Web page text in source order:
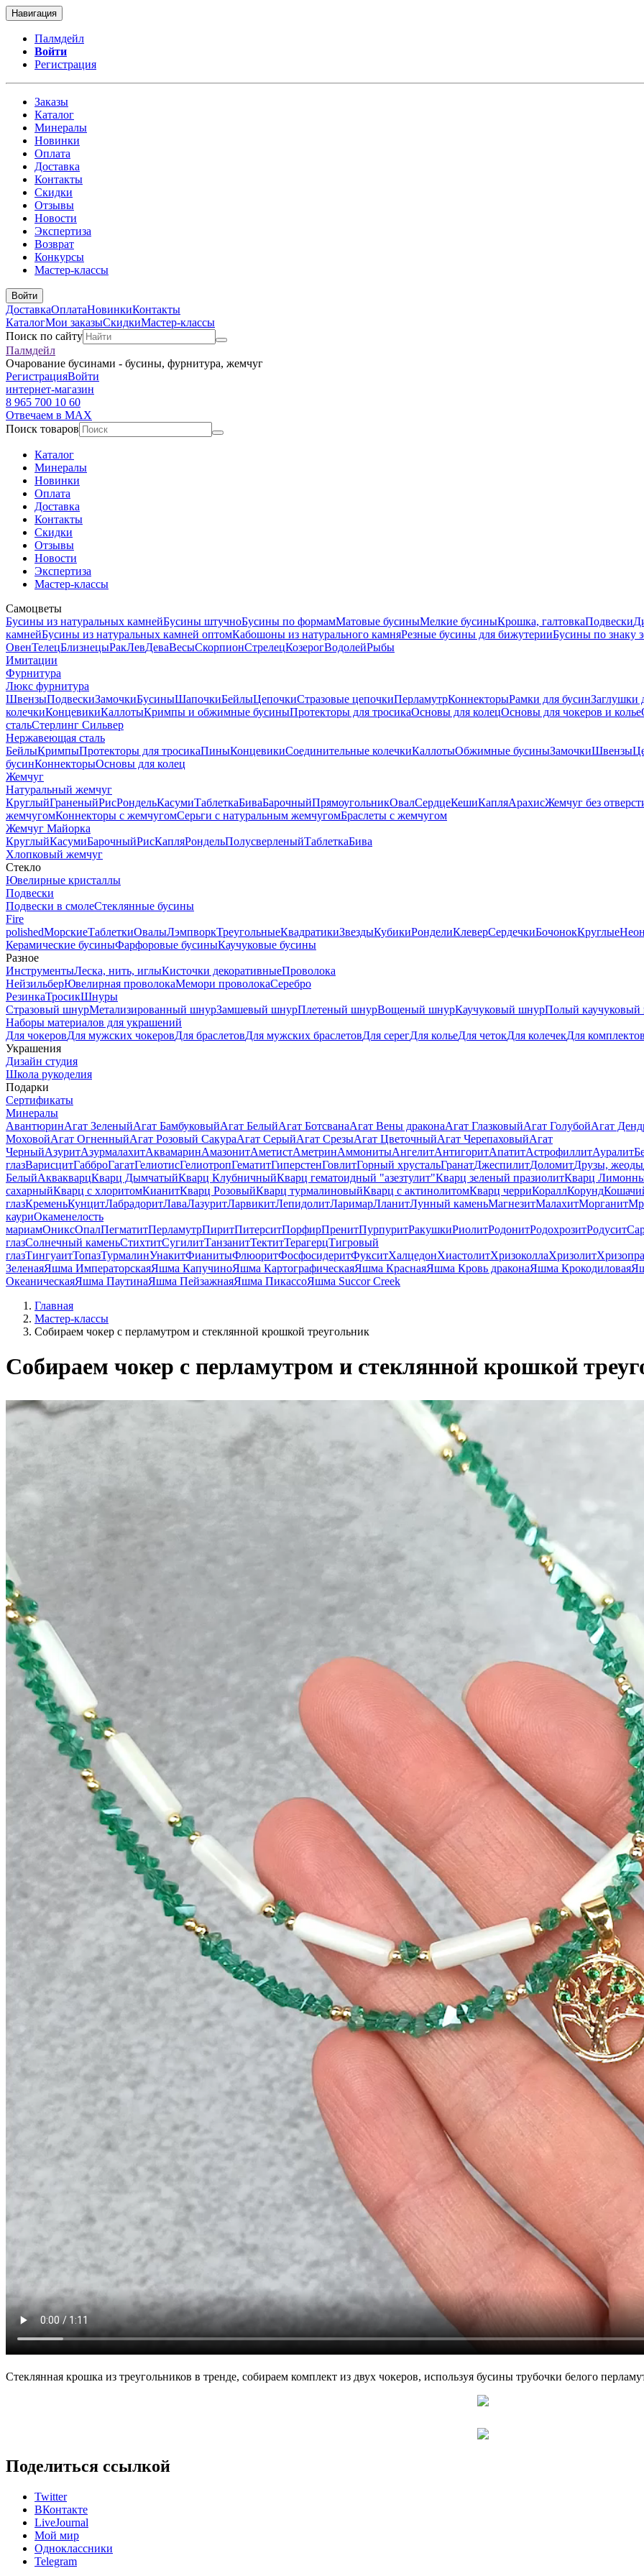
Навигация
Палмдейл
Войти
Регистрация
Заказы
Каталог
Минералы
Новинки
Оплата
Доставка
Контакты
Скидки
Отзывы
Новости
Экспертиза
Возврат
Конкурсы
Мастер-классы
Войти
ДоставкаОплатаНовинкиКонтакты
КаталогМои заказыСкидкиМастер-классы
Поиск по сайту
Палмдейл
Очарование бусинами - бусины, фурнитура, жемчуг
РегистрацияВойти
интернет-магазин
8 965 700 10 60
Отвечаем в MAX
Поиск товаров
Каталог
Минералы
Новинки
Оплата
Доставка
Контакты
Скидки
Отзывы
Новости
Экспертиза
Мастер-классы
Самоцветы
Бусины из натуральных камнейБусины штучноБусины по формамМатовые бусиныМелкие бусиныКрошка, галтовкаПодвески
камнейБусины из натуральных камней оптомКабошоны из натурального камняРезные бусины для бижутерииБусины по знаку
ОвенТелецБлизнецыРакЛевДеваВесыСкорпионСтрелецКозерогВодолейРыбы
Имитации
Фурнитура
Люкс фурнитура
ШвензыПодвескиЗамочкиБусиныШапочкиБейлыЦепочкиСтразовые цепочкиПерламутрКоннекторыРамки для бусинЗаглушки
колечкиКонцевикиКаллотыКримпы и обжимные бусиныПротекторы для тросикаОсновы для колецОсновы для чокеров и колье
стальСтерлинг Сильвер
Нержавеющая сталь
БейлыКримпыПротекторы для тросикаПиныКонцевикиСоединительные колечкиКаллотыОбжимные бусиныЗамочкиШвензы
бусинКоннекторыОсновы для колец
Жемчуг
Натуральный жемчуг
КруглыйГраненыйРисРондельКасумиТаблеткаБиваБарочныйПрямоугольникОвалСердцеКешиКапляАрахисЖемчуг без
жемчугомКоннекторы с жемчугомСерьги с натуральным жемчугомБраслеты с жемчугом
Жемчуг Майорка
КруглыйКасумиБарочныйРисКапляРондельПолусверленыйТаблеткаБива
Хлопковый жемчуг
Стекло
Ювелирные кристаллы
Подвески
Подвески в смолеСтеклянные бусины
Fire
polishedМорскиеТаблеткиОвалыЛэмпворкТреугольныеКвадратикиЗвездыКубикиРонделиКлеверСердечкиБочонокКруглые
Керамические бусиныФарфоровые бусиныКаучуковые бусины
Разное
ИнструментыЛеска, нить, иглыКисточки декоративныеПроволока
НейзильберЮвелирная проволокаМемори проволокаСеребро
РезинкаТросикШнуры
Стразовый шнурМетализированный шнурЗамшевый шнурПлетеный шнурВощеный шнурКаучуковый шнурПолый
Наборы материалов для украшений
Для чокеровДля мужских чокеровДля браслетовДля мужских браслетовДля серегДля кольеДля четокДля колечекДля
Украшения
Дизайн студия
Школа рукоделия
Подарки
Сертификаты
Минералы
АвантюринАгат ЗеленыйАгат БамбуковыйАгат БелыйАгат БотсванаАгат Вены драконаАгат ГлазковыйАгат ГолубойАгат
МоховойАгат ОгненныйАгат Розовый СакураАгат СерыйАгат СрезыАгат ЦветочныйАгат ЧерепаховыйАгат
ЧерныйАзуритАзурмалахитАквамаринАмазонитАметистАметринАммонитыАнгелитАнтигоритАпатитАстрофиллитАуралит
глазВарисцитГабброГагатГелиотисГелиотропГематитГиперстенГовлитГорный хрустальГранатДжеспилитДоломитДрузы, жеоды
БелыйАквакварцКварц ДымчатыйКварц КлубничныйКварц гематоидный "азезтулит"Кварц зеленый празиолитКварц
сахарныйКварц с хлоритомКианитКварц РозовыйКварц турмалиновыйКварц с актинолитомКварц черриКораллКорунд
глазКременьКунцитЛабрадоритЛаваЛазуритЛарвикитЛепидолитЛаримарЛланитЛунный каменьМагнезитМалахитМорганит
кауриОкаменелость
мариамОниксОпалПегматитПерламутрПиритПитерситПорфирПренитПурпуритРакушкиРиолитРодонитРодохрозитРодусит
глазСолнечный каменьСтихтитСугилитТанзанитТектитТерагерцТигровый
глазТингуаитТопазТурмалинУнакитФианитыФлюоритФосфосидеритФукситХалцедонХиастолитХризоколлаХризолит
ЗеленаяЯшма ИмператорскаяЯшма КапучиноЯшма КартографическаяЯшма КраснаяЯшма Кровь драконаЯшма Крокодиловая
ОкеаническаяЯшма ПаутинаЯшма ПейзажнаяЯшма ПикассоЯшма Succor Creek
Главная
Мастер-классы
Собираем чокер с перламутром и стеклянной крошкой треугольник
Собираем чокер с перламутром и стеклянной крошкой
Стеклянная крошка из треугольников в тренде, собираем комплект из двух чокеров, используя бусины трубочки белого
Поделиться ссылкой
Twitter
ВКонтакте
LiveJournal
Мой мир
Одноклассники
Telegram